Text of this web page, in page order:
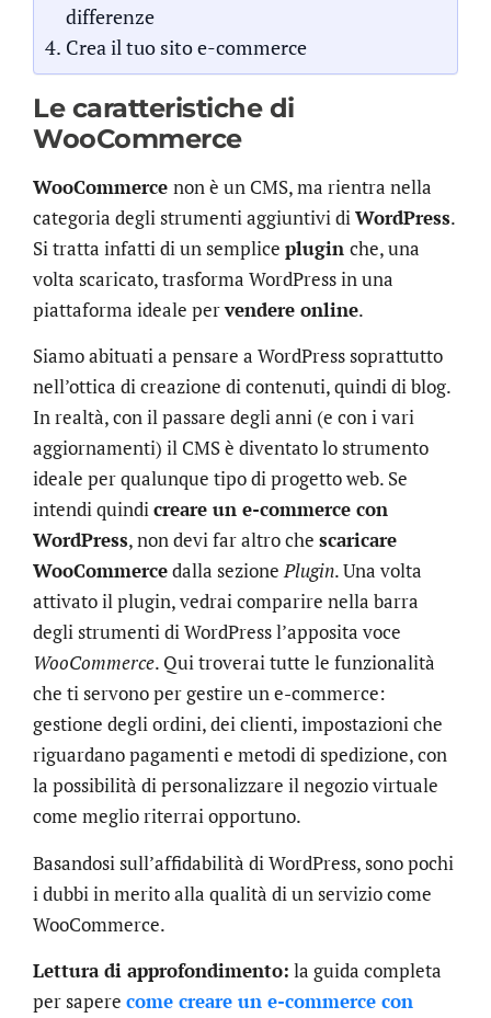
differenze
Crea il tuo sito e-commerce
Le caratteristiche di
WooCommerce
WooCommerce non è un CMS, ma rientra nella
categoria degli strumenti aggiuntivi diWordPress.
Si tratta infatti di un semplice plugin che, una
volta scaricato, trasforma WordPress in una
piattaforma ideale pervendere online.
Siamo abituati a pensare a WordPress soprattutto
nell’ottica di creazione di contenuti, quindi di blog.
In realtà, con il passare degli anni (e con i vari
aggiornamenti) il CMS è diventato lo strumento
ideale per qualunque tipo di progetto web. Se
intendi quindicreare un e-commerce con
WordPress, non devi far altro che scaricare
WooCommercedalla sezionePlugin. Una volta
attivato il plugin, vedrai comparire nella barra
degli strumenti di WordPress l’apposita voce
WooCommerce. Qui troverai tutte le funzionalità
che ti servono per gestire un e-commerce:
gestione degli ordini, dei clienti, impostazioni che
riguardano pagamenti e metodi di spedizione, con
la possibilità di personalizzare il negozio virtuale
come meglio riterrai opportuno.
Basandosi sull’affidabilità di WordPress, sono pochi
i dubbi in merito alla qualità di un servizio come
WooCommerce.
Lettura di approfondimento: la guida completa
per sapere come creare un e-commerce con